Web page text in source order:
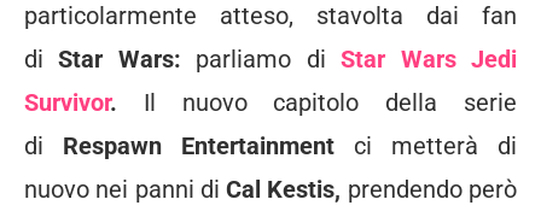
particolarmente atteso, stavolta dai fan
diStar Wars: parliamo diStar Wars Jedi
Survivor. Il nuovo capitolo della serie
di Respawn Entertainment ci metterà di
nuovo nei panni diCal Kestis, prendendo però